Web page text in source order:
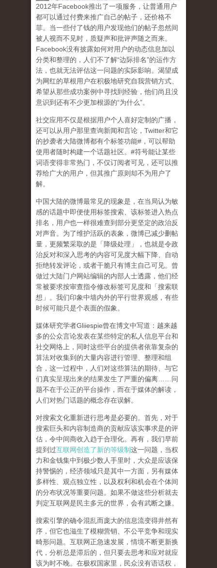
2012年Facebook推出了一项服务，让普通用户
都可以通过付费来推广自己的帖子，还价格不
菲。当一些付了钱的用户发现他们的帖子忽然间
被人视而不见时，质疑声和批评声随之而来。
Facebook没有披露如何对用户的动态信息加以
分类和整理的，人们不了解“边际排名”的运作方
法，也就无法评估这一问题的实际影响。渴望成
为网红的草根用户在积极地研究自我营销方式、
希望从那些成功案例中寻找到经验，他们尚且没
意识到 还有不少更加根源的“为什么”。
社交应用不仅是根据用户个人喜好定制的广播，
还可以从用户那里查询新闻和言论， Twitter和它
的抄袭者大陆微博都有个标签功能# ，可以帮助
使用者随时构建一个话题社区。 #符号能让某些
词语变得非常热门，不仅订阅者可见，还可以推
荐给广大的用户，但其推广原则却不为用户了
解。
中国大陆的微博最常见的现象是，在当局认为敏
感的话题中即便使用标签搜索、该标签进入热点
排名，用户也一样很难查到部分更坚定的政治反
对声音。为了维护活跃的表象，微博已减少删帖
量，更频繁采取的是「降级处理」，也就是令政
治反对和深入思考的内容可见度大幅下降、自动
拒绝转发评论，或者干脆只有博主自己可见。曾
做过大陆门户网站编辑的内部人士透露，他们经
常被要求按审查指令修改标签可见度和「搜索联
想」。 我们印象中墙内外的平行世界观感，有些
时候可能只是个表面的假象。
媒体研究学者Gliiespie曾在博文中写道：越来越
多的公众言论发表在某些特定的私人信息平台和
社交网络上，同时这些平台的提供者依靠复杂的
算法对收集到的大量内容进行管理、整理和组
合，这一过程中，人们对这些算法的期待、与它
们真实呈现出来的结果发生了严重的偏离
问
题不在于公正的平台操作，而在于媒体的解读，
人们对热门话题的概念存在误解。
对搜索文化重新进行思考是必要的。首先，对于
搜索巨头和内容制造商的贡献应该实事求是的评
估，令中间商收入趋于合理化。再有，我们早前
提到过互联网创造了新的等级制这一问题，当权
力和金钱集中到极少数人手里时，大众是应该保
持警惕的，经济领域只是其中一方面，另有媒体
多样性、观点独立性，以及权利和机会在个体间
的分布状况等重要问题。 如果不做这些分析就去
判定互联网是民主多元的世界，会有武断之嫌。
搜索引擎的确令混乱而庞大的信息流变得井然有
序，但它也滋生了模糊营销、不公平竞争和现实
畸形问题。互联网正急速发展，情境不断更新换
代，分析总是滞后的，但只要去思考和应对就应
该为时不晚。在极权国家里，民众没有语话权，